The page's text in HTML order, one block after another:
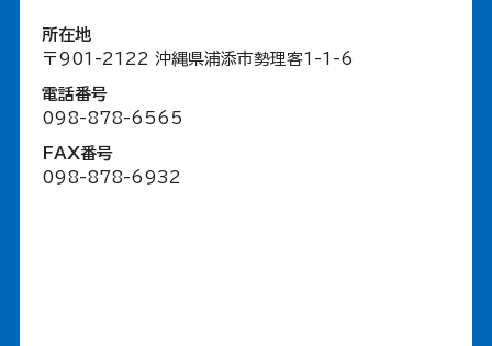
所在地
〒901-2122 沖縄県浦添市勢理客1-1-6
電話番号
098-878-6565
FAX番号
098-878-6932